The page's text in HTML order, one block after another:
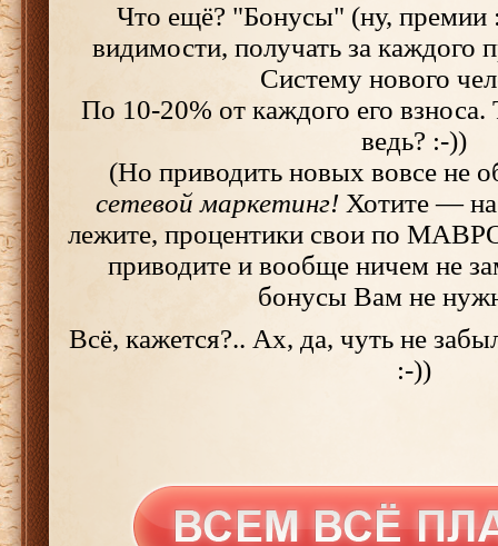
Что ещё? "Бонусы" (ну, премии
видимости, получать за каждого
Систему нового
По 10-20% от каждого его взноса.
ведь? :-))
(Но приводить новых вовсе не
сетевой маркетинг! Хотите — на
лежите, процентики свои по
приводите и вообще ничем не
бонусы Вам не
Всё, кажется?.. Ах, да, чуть не
:-))